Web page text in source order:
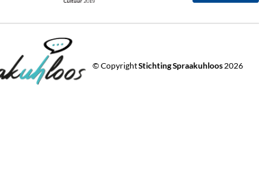
© CopyrightStichting Spraakuhloos 2026